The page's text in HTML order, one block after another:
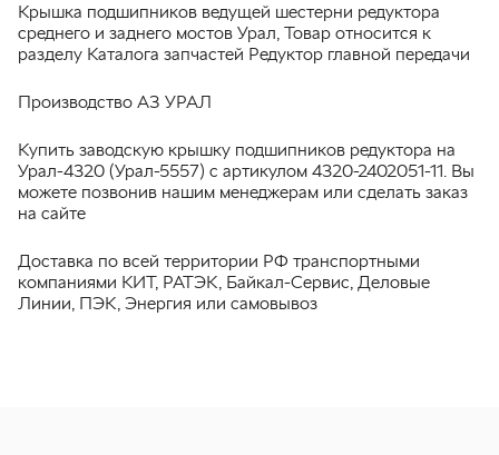
Крышка подшипников ведущей шестерни редуктора
среднего и заднего мостов Урал, Товар относится к
разделу Каталога запчастей Редуктор главной передачи
Производство АЗ УРАЛ
Купить заводскую крышку подшипников редуктора на
Урал-4320 (Урал-5557) с артикулом 4320-2402051-11. Вы
можете позвонив нашим менеджерам или сделать заказ
на сайте
Доставка по всей территории РФ транспортными
компаниями КИТ, РАТЭК, Байкал-Сервис, Деловые
Линии, ПЭК, Энергия или самовывоз